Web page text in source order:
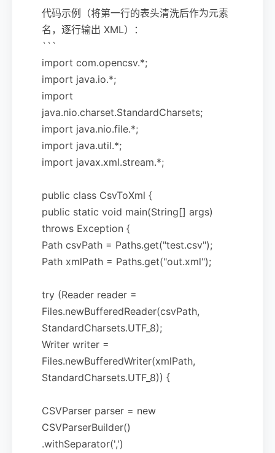
代码示例（将第一行的表头清洗后作为元素
名，逐行输出 XML）：
```
import com.opencsv.*;
import java.io.*;
import
java.nio.charset.StandardCharsets;
import java.nio.file.*;
import java.util.*;
import javax.xml.stream.*;
public class CsvToXml {
public static void main(String[] args)
throws Exception {
Path csvPath = Paths.get("test.csv");
Path xmlPath = Paths.get("out.xml");
try (Reader reader =
Files.newBufferedReader(csvPath,
StandardCharsets.UTF_8);
Writer writer =
Files.newBufferedWriter(xmlPath,
StandardCharsets.UTF_8)) {
CSVParser parser = new
CSVParserBuilder()
.withSeparator(',')